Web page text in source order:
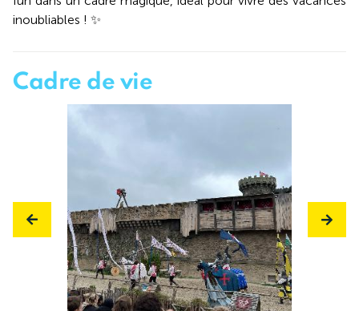
inoubliables ! ✨
Cadre de vie